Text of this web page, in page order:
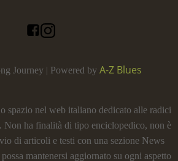
Journey | Powered by A-Z Blues
spazio nel web italiano dedicato alle radici
Non ha finalità di tipo enciclopedico, non è
di articoli e testi con una sezione News
mantenersi aggiornato su ogni aspetto